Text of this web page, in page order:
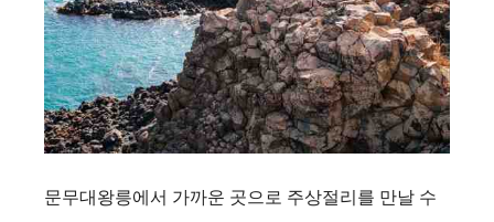
문무대왕릉에서 가까운 곳으로 주상절리를 만날 수